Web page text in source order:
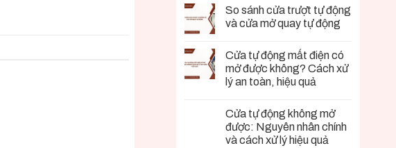
So sánh cửa trượt tự động
và cửa mở quay tự động
Cửa tự động mất điện có
mở được không? Cách xử
lý an toàn, hiệu quả
Cửa tự động không mở
được: Nguyên nhân chính
và cách xử lý hiệu quả